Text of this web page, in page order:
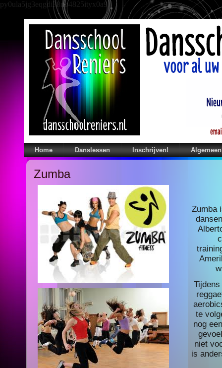
py0ula5jg3eqgdi38nb4825ityx0a9
Home Danslessen Inschrijven! Algemeen
Zumba
Zumba
te
nog
niet
is